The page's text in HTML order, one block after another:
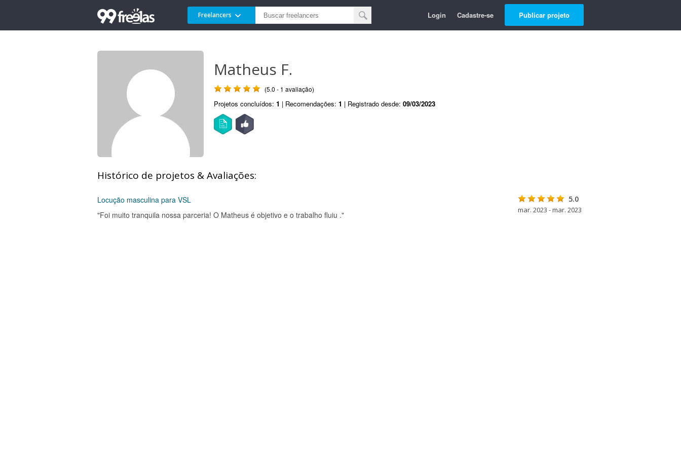
Freelancers Login Cadastre-se Publicar projeto
Matheus F.
(5.0 - 1 avaliação)
Projetos concluídos: 1 | Recomendações: 1 | Registrado desde: 09/03/2023
Histórico de projetos & Avaliações:
Locução masculina para VSL
"Foi muito tranquila nossa parceria! O Matheus é objetivo e o trabalho fluiu ."
5.0
mar. 2023 - mar. 2023